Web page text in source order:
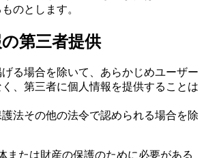
のとします。
第三者提供
る場合を除いて、あらかじめユーザー
、第三者に個人情報を提供することは
法その他の法令で認められる場合を除
または財産の保護のために必要がある